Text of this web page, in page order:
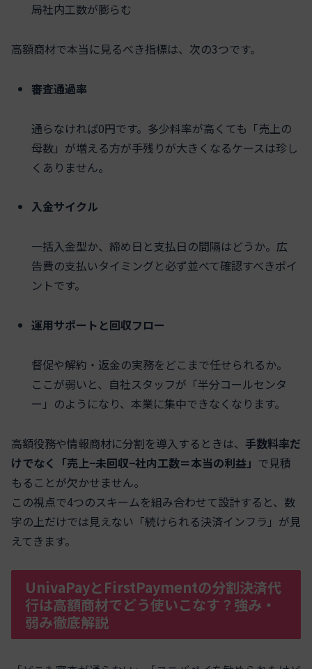
局社内工数が膨らむ
高額商材で本当に見るべき指標は、次の3つです。
審査通過率
通らなければ0円です。多少料率が高くても「売上の
母数」が増える方が手残りが大きくなるケースは珍し
くありません。
入金サイクル
一括入金型か、締め日と支払日の間隔はどうか。広
告費の支払いタイミングと必ず並べて確認すべきポイ
ントです。
運用サポートと回収フロー
督促や解約・返金の実務をどこまで任せられるか。
ここが弱いと、自社スタッフが「半分コールセンタ
ー」のようになり、本業に集中できなくなります。
高額役務や情報商材に分割を導入するときは、 手数料率だ
けでなく「売上−未回収−社内工数＝本当の利益」 で見積
もることが欠かせません。
この視点で4つのスキームを組み合わせて設計すると、数
字の上だけでは見えない「続けられる決済インフラ」が見
えてきます。
UnivaPayとFirstPaymentの分割決済代
行は高額商材でどう使いこなす？強み・
弱み徹底解説